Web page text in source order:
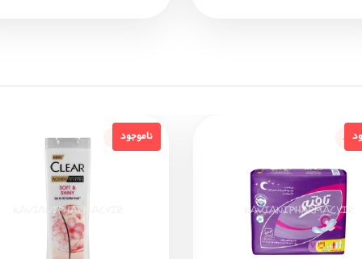
ناموجود
ناموجود